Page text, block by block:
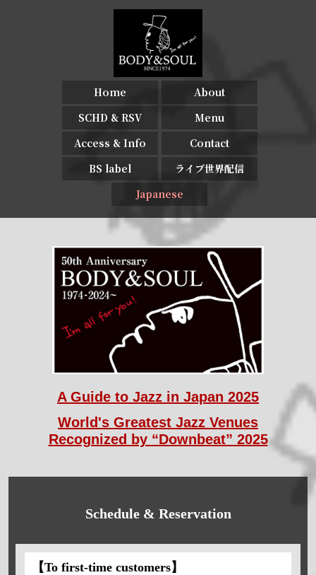
Home
About
SCHD & RSV
Menu
Access & Info
Contact
BS label
ライブ世界配信
Japanese
A Guide to Jazz in Japan 2025
World's Greatest Jazz Venues
Recognized by “Downbeat” 2025
Schedule & Reservation
【To first-time customers】